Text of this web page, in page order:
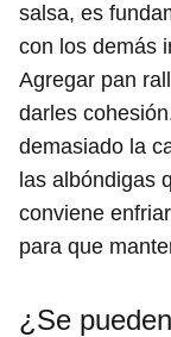
salsa, es
con los demás
Agregar pan
darles
demasiado la
las albóndigas
conviene
para que
¿Se